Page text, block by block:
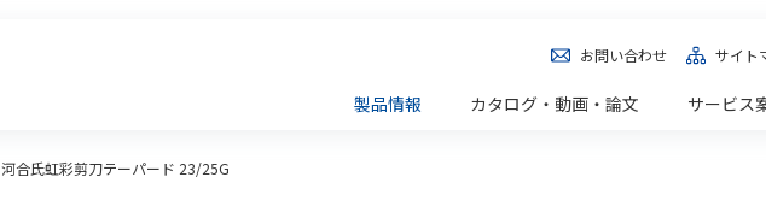
お問い合わせ サイト
製品情報
カタログ・動画・論文 サービス
河合氏虹彩剪刀テーパード 23/25G